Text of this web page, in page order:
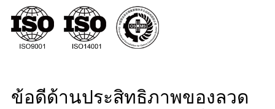
ข้อดีด้านประสิทธิภาพของลวด